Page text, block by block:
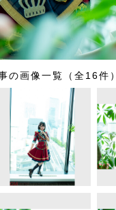
の画像一覧（全16件）